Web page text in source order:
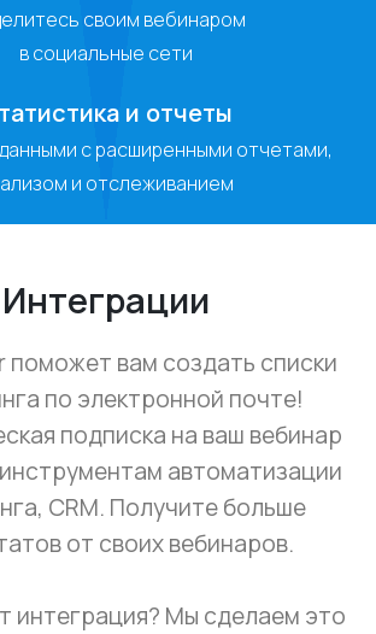
своим вебинаром
в социальные сети
и отчеты
с расширенными отчетами,
и отслеживанием
Интеграции
поможет вам создать списки
по электронной почте!
подписка на ваш вебинар
автоматизации
CRM. Получите больше
от своих вебинаров.
интеграция? Мы сделаем это